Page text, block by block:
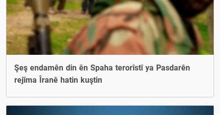
Şeş endamên din ên Spaha terorîstî ya Pasdarên
rejîma Îranê hatin kuştin